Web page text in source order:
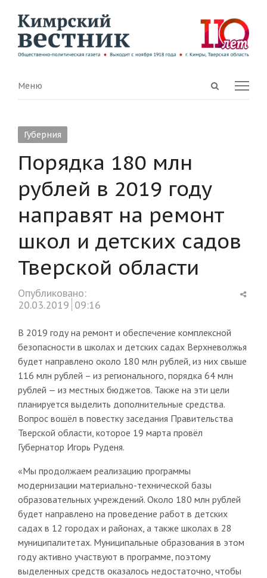
Open
Menu
Меню
Губерния
Порядка 180 млн
рублей в 2019 году
направят на ремонт
школ и детских садов
Тверской области
Опубликовано:
20.03.2019 09:16
В 2019 году на ремонт и обеспечение комплексной
безопасности в школах и детских садах Верхневолжья
будет направлено около 180 млн рублей, из них свыше
116 млн рублей – из регионального, порядка 64 млн
рублей — из местных бюджетов. Также на эти цели
планируется выделить дополнительные средства.
Вопрос вошёл в повестку заседания Правительства
Тверской области, которое 19 марта провёл
Губернатор Игорь Руденя.
«Мы продолжаем реализацию программы
модернизации материально-технической базы
образовательных учреждений. Около 180 млн рублей
будет направлено на проведение работ в детских
садах в 12 городах и районах, а также школах в 28
муниципалитетах. Муниципальные образования в этом
году активно участвуют в программе, поэтому
выделенных средств оказалось недостаточно, чтобы